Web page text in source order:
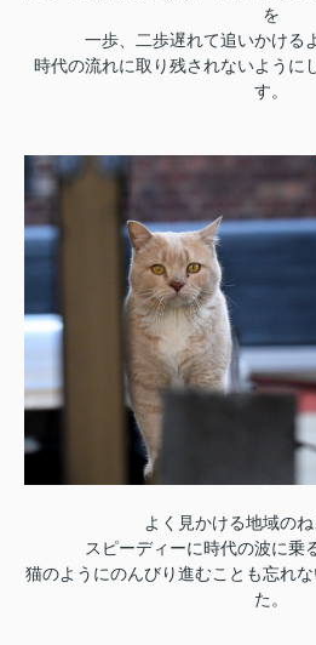
を
一歩、二歩遅れて追いかける
時代の流れに取り残されないように
す。
よく見かける地域のね
スピーディーに時代の波に乗
猫のようにのんびり進むことも忘れ
た。